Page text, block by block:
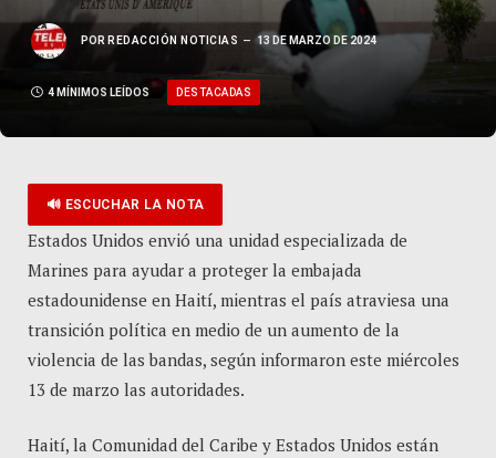
POR REDACCIÓN NOTICIAS 13 DE MARZO DE 2024
4 MÍNIMOS LEÍDOS DESTACADAS
🔊 ESCUCHAR LA NOTA
Estados Unidos envió una unidad especializada de
Marines para ayudar a proteger la embajada
estadounidense en Haití, mientras el país atraviesa una
transición política en medio de un aumento de la
violencia de las bandas, según informaron este miércoles
13 de marzo las autoridades.
Haití, la Comunidad del Caribe y Estados Unidos están